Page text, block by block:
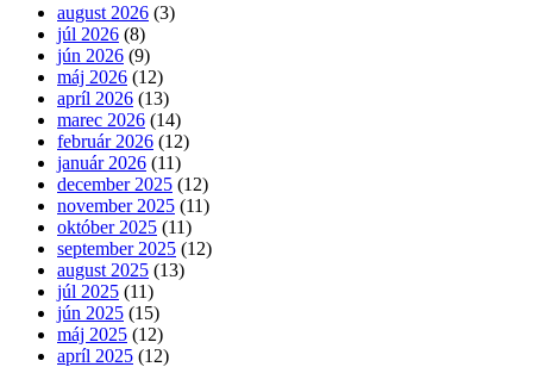
august 2026 (3)
júl 2026 (8)
jún 2026 (9)
máj 2026 (12)
apríl 2026 (13)
marec 2026 (14)
február 2026 (12)
január 2026 (11)
december 2025 (12)
november 2025 (11)
október 2025 (11)
september 2025 (12)
august 2025 (13)
júl 2025 (11)
jún 2025 (15)
máj 2025 (12)
apríl 2025 (12)